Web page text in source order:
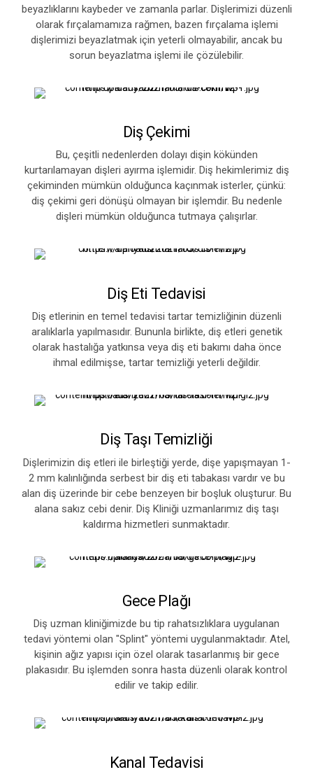
beyazlıklarını kaybeder ve zamanla parlar. Dişlerimizi düzenli
olarak fırçalamamıza rağmen, bazen fırçalama işlemi
dişlerimizi beyazlatmak için yeterli olmayabilir, ancak bu
sorun beyazlatma işlemi ile çözülebilir.
Diş Çekimi
Bu, çeşitli nedenlerden dolayı dişin kökünden
kurtarılamayan dişleri ayırma işlemidir. Diş hekimlerimiz diş
çekiminden mümkün olduğunca kaçınmak isterler, çünkü:
diş çekimi geri dönüşü olmayan bir işlemdir. Bu nedenle
dişleri mümkün olduğunca tutmaya çalışırlar.
Diş Eti Tedavisi
Diş etlerinin en temel tedavisi tartar temizliğinin düzenli
aralıklarla yapılmasıdır. Bununla birlikte, diş etleri genetik
olarak hastalığa yatkınsa veya diş eti bakımı daha önce
ihmal edilmişse, tartar temizliği yeterli değildir.
Diş Taşı Temizliği
Dişlerimizin diş etleri ile birleştiği yerde, dişe yapışmayan 1-
2 mm kalınlığında serbest bir diş eti tabakası vardır ve bu
alan diş üzerinde bir cebe benzeyen bir boşluk oluşturur. Bu
alana sakız cebi denir. Diş Kliniği uzmanlarımız diş taşı
kaldırma hizmetleri sunmaktadır.
Gece Plağı
Diş uzman kliniğimizde bu tip rahatsızlıklara uygulanan
tedavi yöntemi olan "Splint" yöntemi uygulanmaktadır. Atel,
kişinin ağız yapısı için özel olarak tasarlanmış bir gece
plakasıdır. Bu işlemden sonra hasta düzenli olarak kontrol
edilir ve takip edilir.
Kanal Tedavisi